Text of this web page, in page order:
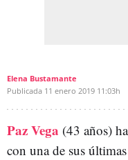
Elena Bustamante
Publicada 11 enero 2019 11:03h
Paz Vega (43 años)
con una de sus